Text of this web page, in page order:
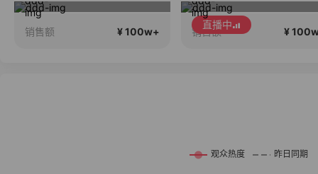
直播中
销售额 ¥ 100w+
直播中
销售额 ¥